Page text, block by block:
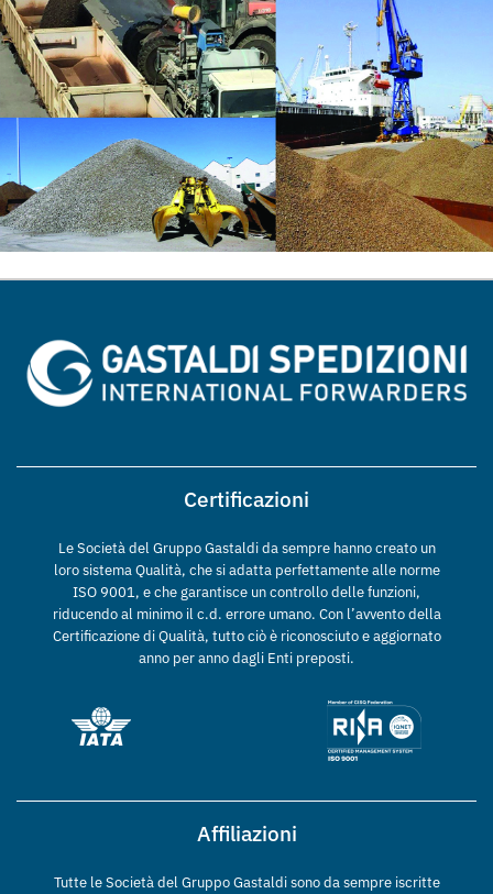
Certificazioni
Le Società del Gruppo Gastaldi da sempre hanno creato un
loro sistema Qualità, che si adatta perfettamente alle norme
ISO 9001, e che garantisce un controllo delle funzioni,
riducendo al minimo il c.d. errore umano. Con l’avvento della
Certificazione di Qualità, tutto ciò è riconosciuto e aggiornato
anno per anno dagli Enti preposti.
Affiliazioni
Tutte le Società del Gruppo Gastaldi sono da sempre iscritte